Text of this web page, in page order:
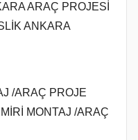
ARAÇ PROJESİ
ANKARA
/ARAÇ PROJE
MONTAJ /ARAÇ